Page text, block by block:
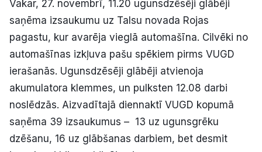
Par mums
Kontakti
Ziņo redakcijai
Facebook Instagram YouTube
Vakar, 27. novembrī, 11.20 ugunsdzēsēji glābēji
saņēma izsaukumu uz Talsu novada Rojas
pagastu, kur avarēja vieglā automašīna. Cilvēki no
automašīnas izkļuva pašu spēkiem pirms VUGD
ierašanās. Ugunsdzēsēji glābēji atvienoja
akumulatora klemmes, un pulksten 12.08 darbi
noslēdzās. Aizvadītajā diennaktī VUGD kopumā
saņēma 39 izsaukumus – 13 uz ugunsgrēku
dzēšanu, 16 uz glābšanas darbiem, bet desmit